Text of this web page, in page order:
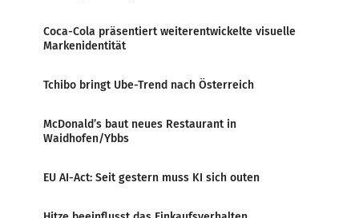
Coca-Cola präsentiert weiterentwickelte visuelle
Markenidentität
Tchibo bringt Ube-Trend nach Österreich
McDonald’s baut neues Restaurant in
Waidhofen/Ybbs
EU AI-Act: Seit gestern muss KI sich outen